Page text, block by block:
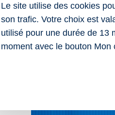
Arrêté du 14
de l’examen du
Permis moto : du
Le site utilise des cookies
son trafic. Votre choix est
utilisé pour une durée de 13
moment avec le bouton